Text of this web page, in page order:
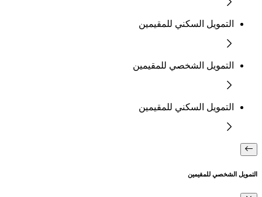
التمويل السكني للمقيمين
التمويل الشخصي للمقيمين
التمويل السكني للمقيمين
التمويل الشخصي للمقيمين